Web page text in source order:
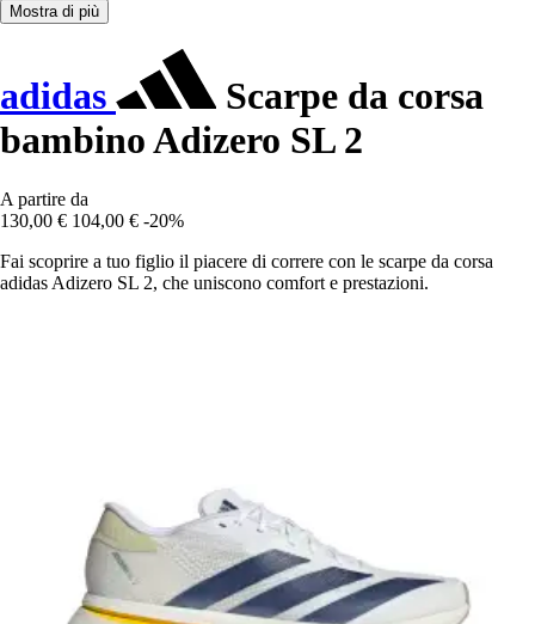
Mostra di più
adidas
Scarpe da corsa
bambino Adizero SL 2
A partire da
130,00 € 104,00 € -20%
Fai scoprire a tuo figlio il piacere di correre con le scarpe da corsa
adidas Adizero SL 2, che uniscono comfort e prestazioni.